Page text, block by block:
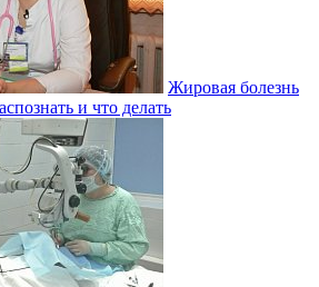
Жировая болезнь
и что делать